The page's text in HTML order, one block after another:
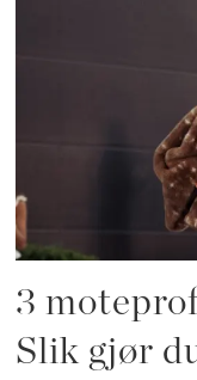
3
Slik gjør